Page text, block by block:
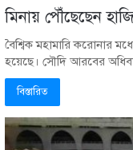
মিনায় পৌঁছেছেন
বৈশ্বিক মহামারি করোনার
হয়েছে। সৌদি আরবের
বিস্তারিত